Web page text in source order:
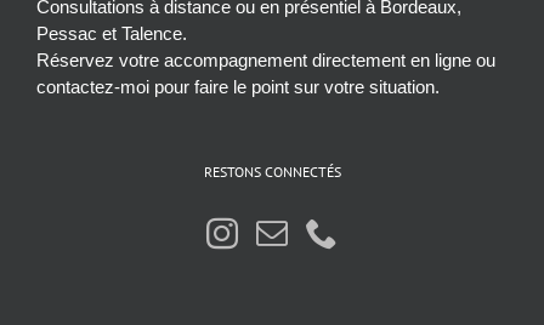
Consultations à distance ou en présentiel à Bordeaux,
Pessac et Talence.
Réservez votre accompagnement directement en ligne ou
contactez-moi pour faire le point sur votre situation.
RESTONS CONNECTÉS